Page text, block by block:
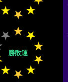
勝敗運